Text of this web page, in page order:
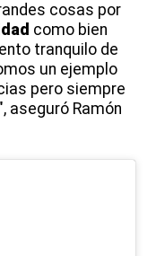
cosas por
como bien
tranquilo de
un ejemplo
pero siempre
", aseguró Ramón